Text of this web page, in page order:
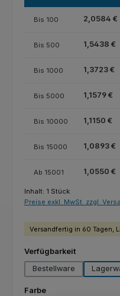
Bis 100 2,0584 €
Bis 500 1,5438 €
Bis 1000 1,3723 €
Bis 5000 1,1579 €
Bis 10000 1,1150 €
Bis 15000 1,0893 €
Ab 15001 1,0550 €
Inhalt: 1 Stück
Preise exkl. MwSt. zzgl.
Versandfertig in 60 Tagen,
Verfügbarkeitauswählen
Bestellware
Farbeauswählen